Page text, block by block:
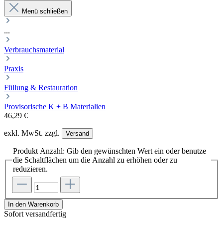
Menü schließen
...
Verbrauchsmaterial
Praxis
Füllung & Restauration
Provisorische K + B Materialien
46,29 €
exkl. MwSt. zzgl. Versand
Produkt Anzahl: Gib den gewünschten Wert ein oder benutze
die Schaltflächen um die Anzahl zu erhöhen oder zu
reduzieren.
In den Warenkorb
Sofort versandfertig